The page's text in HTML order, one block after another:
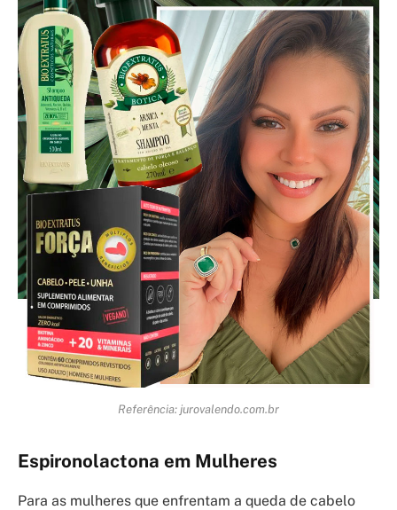
Referência: jurovalendo.com.br
Espironolactona em Mulheres
Para as mulheres que enfrentam a queda de cabelo